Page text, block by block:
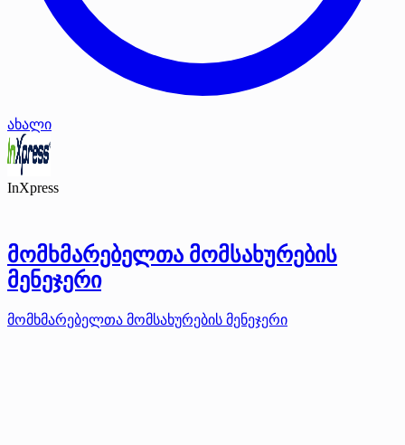
ახალი
InXpress
მომხმარებელთა მომსახურების
მენეჯერი
მომხმარებელთა მომსახურების მენეჯერი